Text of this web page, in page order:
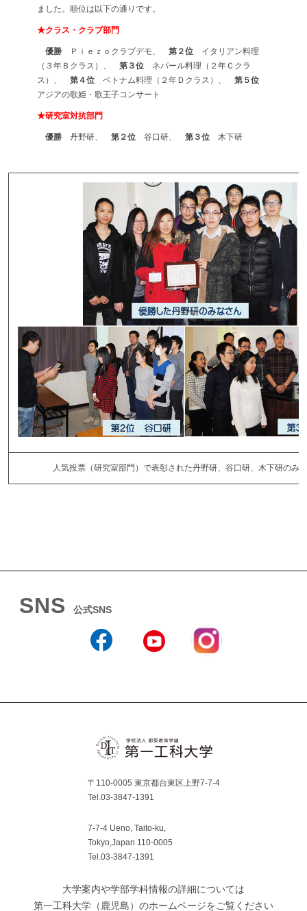
ました。順位は以下の通りです。
★クラス・クラブ部門
優勝 Ｐｉｅｚｏクラブデモ、第２位 イタリアン料理
（３年Ｂクラス）、第３位 ネパール料理（２年Ｃクラ
ス）、第４位 ベトナム料理（２年Ｄクラス）、第５位
アジアの歌姫・歌王子コンサート
★研究室対抗部門
優勝 丹野研、第２位 谷口研、第３位 木下研
人気投票（研究室部門）で表彰された丹野研、谷口研、木下研のみ
SNS 公式SNS
〒110-0005 東京都台東区上野7-7-4
Tel.03-3847-1391
7-7-4 Ueno, Taito-ku,
Tokyo,Japan 110-0005
Tel.03-3847-1391
大学案内や学部学科情報の詳細については
第一工科大学（鹿児島）のホームページをご覧ください